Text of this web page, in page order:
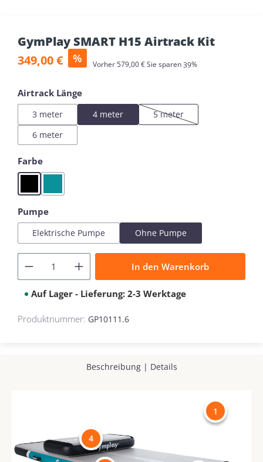
GymPlay SMART H15 Airtrack Kit
Verkaufspreis:
349,00 € % Vorher Regulärer Preis:
579,00 €Sie sparen39%
Airtrack Längeauswählen
3 meter 4 meter 5 meter
(Diese Option ist zurzeit
6 meter
Farbeauswählen
Black
Pumpeauswählen
Elektrische Pumpe Ohne Pumpe
In den Warenkorb
Auf Lager - Lieferung: 2-3 Werktage
Produktnummer: GP10111.6
Beschreibung| Details
1
4